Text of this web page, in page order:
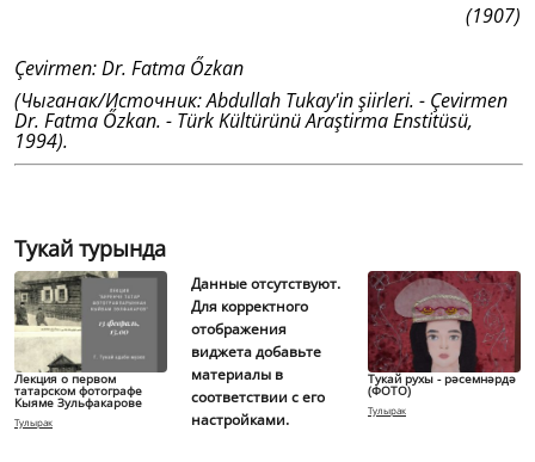
(1907)
Çevirmen: Dr. Fatma Őzkan
(Чыганак/Источник: Abdullah Tukay'in şiirleri. - Çevirmen
Dr. Fatma Őzkan. - Türk Kültürünü Araştirma Enstitüsü,
1994).
Тукай турында
Лекция о первом
татарском фотографе
Кыяме Зульфакарове
Тулырак
Данные отсутствуют.
Для корректного
отображения
виджета добавьте
материалы в
соответствии с его
настройками.
Тукай рухы - рәсемнәрдә
(ФОТО)
Тулырак